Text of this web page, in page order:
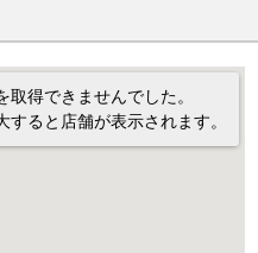
取得できませんでした。
すると店舗が表示されます。